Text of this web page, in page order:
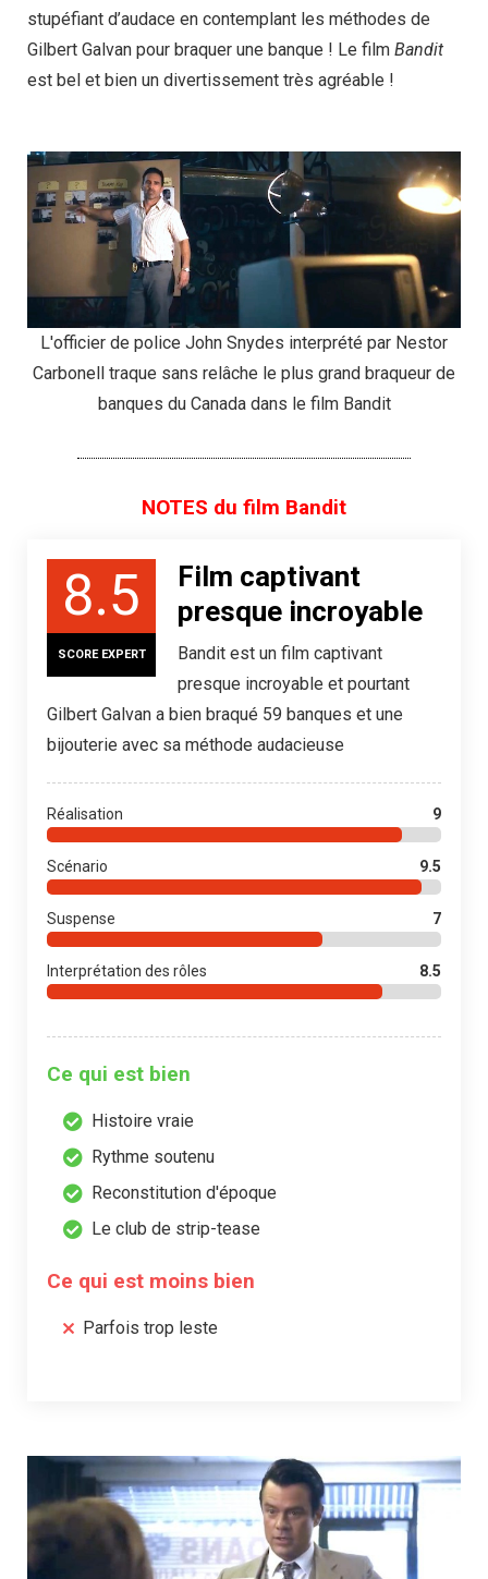
stupéfiant d’audace en contemplant les méthodes de
Gilbert Galvan pour braquer une banque ! Le film Bandit
est bel et bien un divertissement très agréable !
L'officier de police John Snydes interprété par Nestor
Carbonell traque sans relâche le plus grand braqueur de
banques du Canada dans le film Bandit
NOTES du film Bandit
8.5
SCORE EXPERT
Film captivant
presque incroyable
Bandit est un film captivant
presque incroyable et pourtant
Gilbert Galvan a bien braqué 59 banques et une
bijouterie avec sa méthode audacieuse
Réalisation 9
Scénario 9.5
Suspense 7
Interprétation des rôles 8.5
Ce qui est bien
Histoire vraie
Rythme soutenu
Reconstitution d'époque
Le club de strip-tease
Ce qui est moins bien
Parfois trop leste